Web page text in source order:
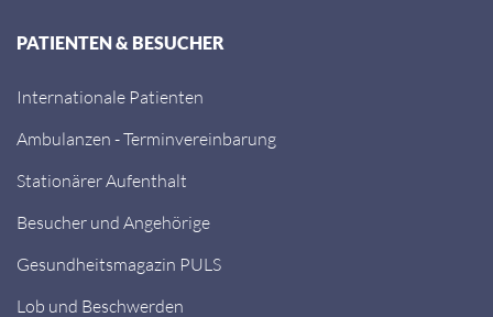
PATIENTEN & BESUCHER
Internationale Patienten
Ambulanzen - Terminvereinbarung
Stationärer Aufenthalt
Besucher und Angehörige
Gesundheitsmagazin PULS
Lob und Beschwerden